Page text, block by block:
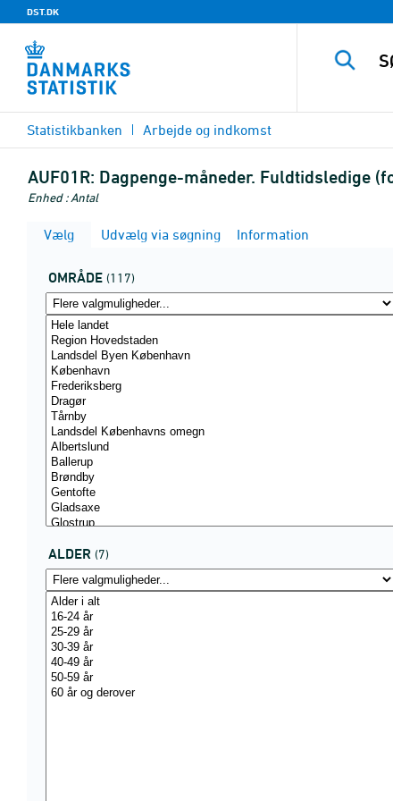
DST.DK
Statistikbanken Arbejde og indkomst
AUF01R: Dagpenge-måneder. Fuldtidsledige
Enhed : Antal
Vælg
Udvælg via søgning Information
OMRÅDE (117)
ALDER (7)